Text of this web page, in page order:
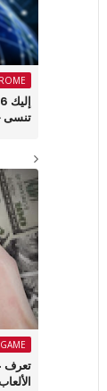
تنسى
GAME